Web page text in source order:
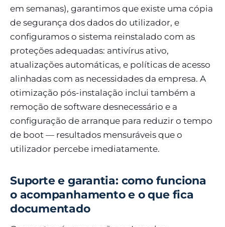
em semanas), garantimos que existe uma cópia
de segurança dos dados do utilizador, e
configuramos o sistema reinstalado com as
proteções adequadas: antivírus ativo,
atualizações automáticas, e políticas de acesso
alinhadas com as necessidades da empresa. A
otimização pós-instalação inclui também a
remoção de software desnecessário e a
configuração de arranque para reduzir o tempo
de boot — resultados mensuráveis que o
utilizador percebe imediatamente.
Suporte e garantia: como funciona
o acompanhamento e o que fica
documentado